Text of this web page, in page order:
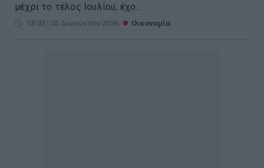
μέχρι το τέλος Ιουλίου, έχο...
18:03 | 05 Αυγούστου 2026 Οικονομία